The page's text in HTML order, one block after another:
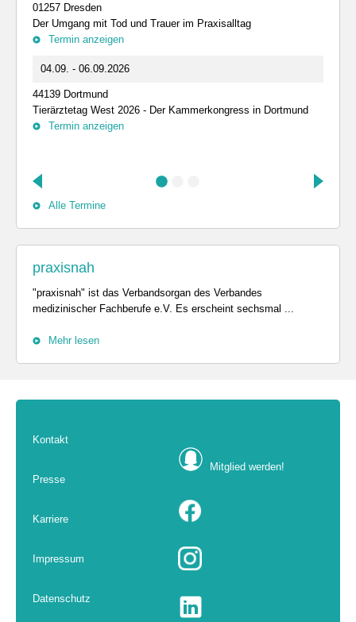
01257 Dresden
Der Umgang mit Tod und Trauer im Praxisalltag
Termin anzeigen
04.09. - 06.09.2026
44139 Dortmund
Tierärztetag West 2026 - Der Kammerkongress in Dortmund
Termin anzeigen
Alle Termine
praxisnah
"praxisnah" ist das Verbandsorgan des Verbandes
medizinischer Fachberufe e.V. Es erscheint sechsmal ...
Mehr lesen
Kontakt
Presse
Karriere
Impressum
Datenschutz
Mitglied werden!